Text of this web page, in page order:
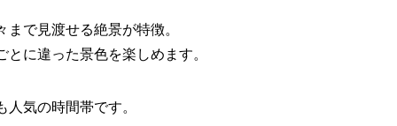
で見渡せる絶景が特徴。
に違った景色を楽しめます。
気の時間帯です。